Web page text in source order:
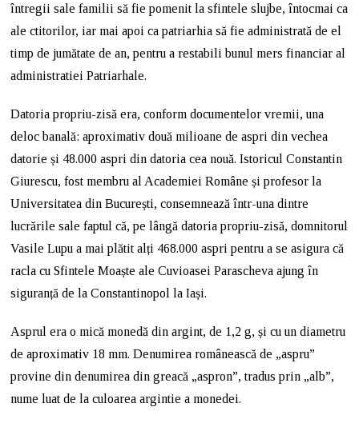
întregii sale familii să fie pomenit la sfintele slujbe, întocmai ca
ale ctitorilor, iar mai apoi ca patriarhia să fie administrată de el
timp de jumătate de an, pentru a restabili bunul mers financiar al
administratiei Patriarhale.
Datoria propriu-zisă era, conform documentelor vremii, una
deloc banală: aproximativ două milioane de aspri din vechea
datorie și 48.000 aspri din datoria cea nouă. Istoricul Constantin
Giurescu, fost membru al Academiei Române și profesor la
Universitatea din București, consemnează într-una dintre
lucrările sale faptul că, pe lângă datoria propriu-zisă, domnitorul
Vasile Lupu a mai plătit alți 468.000 aspri pentru a se asigura că
racla cu Sfintele Moaște ale Cuvioasei Parascheva ajung în
siguranță de la Constantinopol la Iași.
Asprul era o mică monedă din argint, de 1,2 g, și cu un diametru
de aproximativ 18 mm. Denumirea românească de „aspru”
provine din denumirea din greacă „aspron”, tradus prin „alb”,
nume luat de la culoarea argintie a monedei.